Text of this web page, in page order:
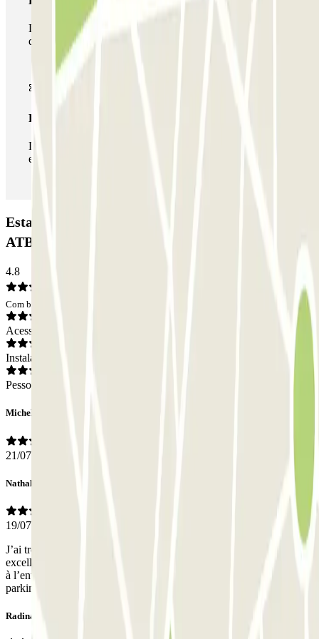
Durante a sua estadia, pode utilizar toda a rede de parques
de estacionamento deste operador disponível em Parclick.
Passe ilimitado
Durante a sua estadia, pode entrar e sair do parque de
estacionamento as vezes que quiser.
Estacionamento Parcheggio Stadio Atalanta -
ATB Bergamo: Opiniões
4.8
Com base em 7 opiniões
Acesso
Instalações
Pessoal
Michele
21/07/2026
Nathalie
19/07/2026
J’ai trouvé le système très pratique le rapport qualité prix est
excellent. La plaque d’immatriculation a été reconnue sans problème
à l’entrée et à la sortie. Je recommande vivement cette chaîne de
parking. Merci beaucoup
Radina